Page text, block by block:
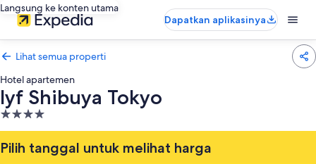
Langsung ke konten utama
Dapatkan aplikasinya
Lihat semua properti
Hotel apartemen
lyf Shibuya Tokyo
Properti
bintang
4.0
Pilih tanggal untuk melihat harga